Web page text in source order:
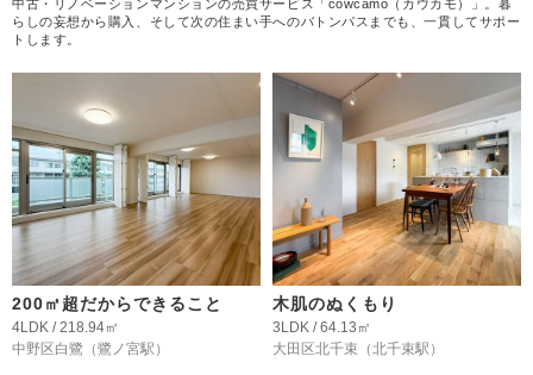
中古・リノベーションマンションの売買サービス「cowcamo（カウカモ）」。暮
らしの妄想から購入、そして次の住まい手へのバトンパスまでも、一貫してサポー
トします。
200㎡超だからできること
4LDK / 218.94㎡
中野区白鷺 （鷺ノ宮駅）
木肌のぬくもり
3LDK / 64.13㎡
大田区北千束 （北千束駅）